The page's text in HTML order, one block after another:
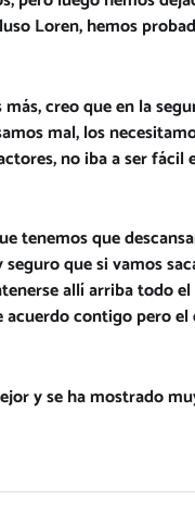
Loren, hemos
creo que en la
mal, los
no iba a ser
tenemos que
que si vamos
allí arriba todo
contigo pero
y se ha mostrado